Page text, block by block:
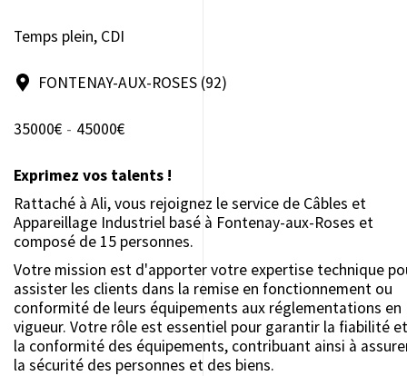
Temps plein, CDI
FONTENAY-AUX-ROSES (92)
35000€ - 45000€
Exprimez vos talents !
Rattaché à Ali, vous rejoignez le service de Câbles et
Appareillage Industriel basé à Fontenay-aux-Roses et
composé de 15 personnes.
Votre mission est d'apporter votre expertise technique
assister les clients dans la remise en fonctionnement ou
conformité de leurs équipements aux réglementations en
vigueur. Votre rôle est essentiel pour garantir la fiabilité et
la conformité des équipements, contribuant ainsi à
la sécurité des personnes et des biens.